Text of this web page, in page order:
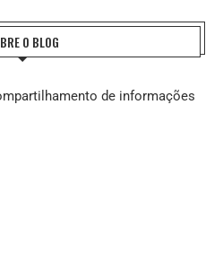
O BLOG
de informações